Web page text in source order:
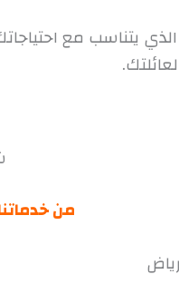
الذي يتناسب مع
من